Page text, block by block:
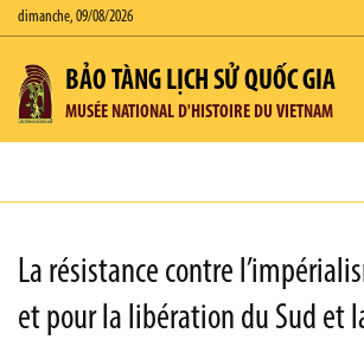
dimanche, 09/08/2026
BẢO TÀNG LỊCH SỬ QUỐC GIA
MUSÉE NATIONAL D'HISTOIRE DU VIETNAM
La résistance contre
et pour la libération du Sud et